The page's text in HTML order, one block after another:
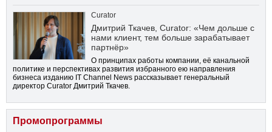
Curator
Дмитрий Ткачев, Curator: «Чем дольше с
нами клиент, тем больше зарабатывает
партнёр»
О принципах работы компании, её канальной
политике и перспективах развития избранного ею направления
бизнеса изданию IT Channel News рассказывает генеральный
директор Curator Дмитрий Ткачев.
Промопрограммы